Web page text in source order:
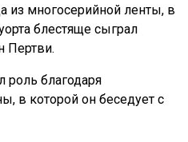
из многосерийной ленты, в
блестяще сыграл
Пертви.
благодаря
в которой он беседует с